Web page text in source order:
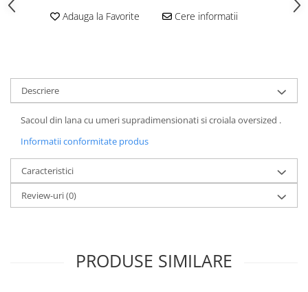
Adauga la Favorite Cere informatii
Descriere
Sacoul din lana cu umeri supradimensionati si croiala oversized .
Informatii conformitate produs
Caracteristici
Review-uri(0)
PRODUSE SIMILARE